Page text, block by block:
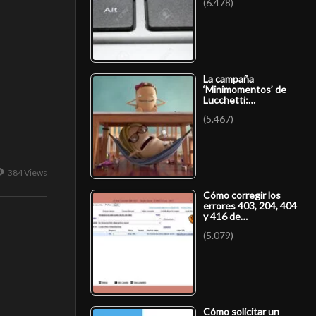
384 Views
La campaña
‘Minimomentos’ de
Lucchetti:…
(5.467)
Cómo corregir los
errores 403, 204, 404
y 416 de…
(5.079)
Cómo solicitar un